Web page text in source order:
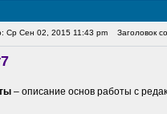
Ср Сен 02, 2015 11:43 pm Заголовок
– описание основ работы с